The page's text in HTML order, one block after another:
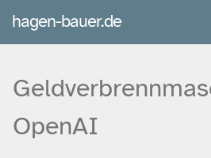
hagen-bauer.de
OpenAI